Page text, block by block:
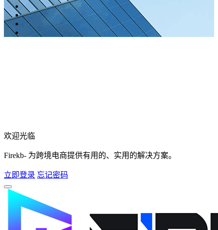
欢迎光临
Firekb- 为跨境电商提供有用的、实用的解决方案。
立即登录 忘记密码